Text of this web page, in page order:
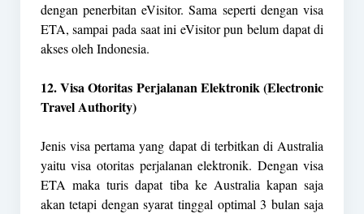
dengan penerbitan eVisitor. Sama seperti dengan visa
ETA, sampai pada saat ini eVisitor pun belum dapat di
akses oleh Indonesia.
12. Visa Otoritas Perjalanan Elektronik (Electronic
Travel Authority)
Jenis visa pertama yang dapat di terbitkan di Australia
yaitu visa otoritas perjalanan elektronik. Dengan visa
ETA maka turis dapat tiba ke Australia kapan saja
akan tetapi dengan syarat tinggal optimal 3 bulan saja